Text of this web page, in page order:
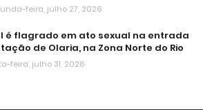
feira, julho 27, 2026
é flagrado em ato sexual na entrada
de Olaria, na Zona Norte do Rio
feira, julho 31, 2026